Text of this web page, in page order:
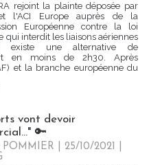
rejoint la plainte déposée par
l'ACI Europe auprès de la
Européenne contre la loi
qui interdit les liaisons aériennes
existe une alternative de
en moins de 2h30. Après
et la branche européenne du
vont devoir
🔑
POMMIER | 25/10/2021